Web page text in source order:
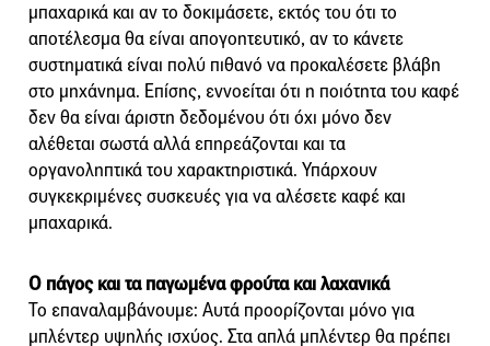
μπαχαρικά και αν το δοκιμάσετε, εκτός του ότι το
αποτέλεσμα θα είναι απογοητευτικό, αν το κάνετε
συστηματικά είναι πολύ πιθανό να προκαλέσετε βλάβη
στο μηχάνημα. Επίσης, εννοείται ότι η ποιότητα του καφέ
δεν θα είναι άριστη δεδομένου ότι όχι μόνο δεν
αλέθεται σωστά αλλά επηρεάζονται και τα
οργανοληπτικά του χαρακτηριστικά. Υπάρχουν
συγκεκριμένες συσκευές για να αλέσετε καφέ και
μπαχαρικά.
Ο πάγος και τα παγωμένα φρούτα και λαχανικά
Το επαναλαμβάνουμε: Αυτά προορίζονται μόνο για
μπλέντερ υψηλής ισχύος. Στα απλά μπλέντερ θα πρέπει